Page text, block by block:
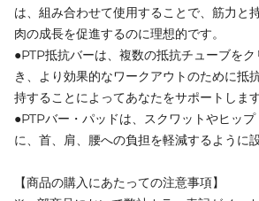
は、組み合わせて使用することで、筋力と
肉の成長を促進するのに理想的です。
●PTP抵抗バーは、複数の抵抗チューブを
き、より効果的なワークアウトのために抵
持することによってあなたをサポートします
●PTPバー・パッドは、スクワットやヒッ
に、首、肩、腰への負担を軽減するように
【商品の購入にあたっての注意事項】